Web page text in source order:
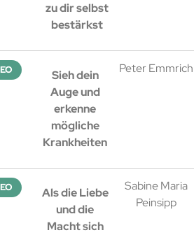
zu dir selbst
bestärkst
Sieh dein
Auge und
erkenne
mögliche
Krankheiten
Peter Emmrich
Als die Liebe
und die
Macht sich
Sabine Maria
Peinsipp